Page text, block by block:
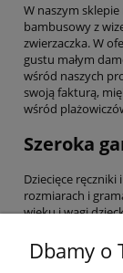
W naszym
bambusowy z
zwierzaczka. W
gustu małym
wśród naszych
swoją fakturą,
wśród
Szeroka
Dziecięce
rozmiarach i
wieku i wagi
niemowląt i
zadbać o higienę
Dbamy o